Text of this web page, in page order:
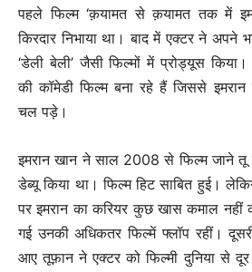
पहले फिल्म ‘क़यामत से क़यामत तक में
किरदार निभाया था। बाद में एक्टर ने अपने
‘डेली बेली’ जैसी फिल्मों में प्रोड्यूस
की कॉमेडी फिल्म बना रहे हैं जिससे
चल पड़े।
इमरान खान ने साल 2008 से फिल्म जाने तू
डेब्यू किया था। फिल्म हिट साबित हुई।
पर इमरान का करियर कुछ खास कमाल
गई उनकी अधिकतर फिल्में फ्लॉप रहीं।
आए तूफ़ान ने एक्टर को फिल्मी दुनिया से दूर